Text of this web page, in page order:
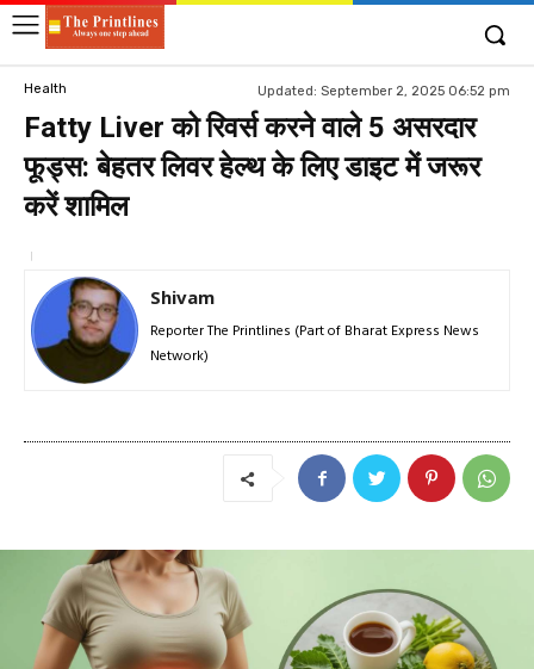
Health Updated: September 2, 2025 06:52 pm
Fatty Liver को रिवर्स करने वाले 5 असरदार
फूड्स: बेहतर लिवर हेल्थ के लिए डाइट में जरूर
करें शामिल
Shivam
Reporter The Printlines (Part of Bharat Express News
Network)